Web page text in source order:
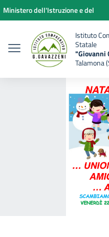
Vai ai contenuti
Vai al menu di navigazione
Vai al footer
Ministero dell'Istruzione e del
Istituto
Statale
"Giovanni
Talamona